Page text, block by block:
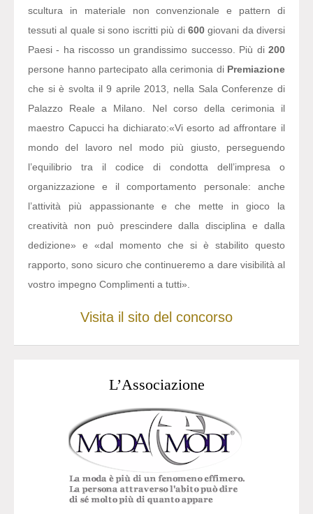
scultura in materiale non convenzionale e pattern di
tessuti al quale si sono iscritti più di 600giovani da diversi
Paesi - ha riscosso un grandissimo successo. Più di 200
persone hanno partecipato alla cerimonia di Premiazione
che si è svolta il 9 aprile 2013, nella Sala Conferenze di
Palazzo Reale a Milano. Nel corso della cerimonia il
maestro Capucci ha dichiarato:«Vi esorto ad affrontare il
mondo del lavoro nel modo più giusto, perseguendo
l’equilibrio tra il codice di condotta dell’impresa o
organizzazione e il comportamento personale: anche
l’attività più appassionante e che mette in gioco la
creatività non può prescindere dalla disciplina e dalla
dedizione» e «dal momento che si è stabilito questo
rapporto, sono sicuro che continueremo a dare visibilità al
vostro impegno Complimenti a tutti».
Visita il sito del concorso
L’Associazione